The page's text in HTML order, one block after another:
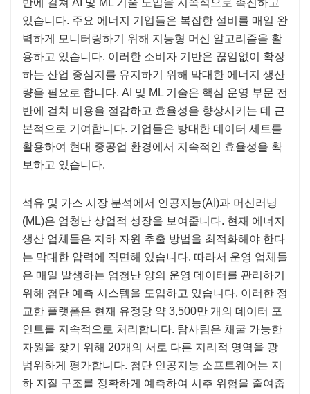
반에 걸쳐 AI 및 ML 기술 도입을 지속적으로 촉진하고
있습니다. 주요 에너지 기업들은 복잡한 설비를 매일 완
벽하게 모니터링하기 위해 지능형 머신 알고리즘을 활
용하고 있습니다. 이러한 소비자 기반은 끊임없이 확장
하는 산업 중심지를 유지하기 위해 막대한 에너지 생산
량을 필요로 합니다. AI 및 ML 기술은 핵심 운영 부문 전
반에 걸쳐 비용을 절감하고 효율성을 향상시키는 데 근
본적으로 기여합니다. 기업들은 방대한 데이터 세트를
활용하여 현대 중공업 환경에서 지속적인 효율성을 확
보하고 있습니다.
석유 및 가스 시장 분석에서 인공지능(AI)과 머신러닝
(ML)은 엄청난 상업적 성장을 보여줍니다. 현재 에너지
생산 업체들은 지하 자원 추출 방법을 최적화해야 한다
는 막대한 압력에 직면해 있습니다. 따라서 운영 업체들
은 매일 발생하는 엄청난 양의 운영 데이터를 관리하기
위해 첨단 예측 시스템을 도입하고 있습니다. 이러한 정
교한 플랫폼은 현재 유정당 약 3,500만 개의 데이터 포
인트를 지속적으로 처리합니다. 탐사팀은 채굴 가능한
자원을 찾기 위해 20개의 서로 다른 지리적 영역을 광
범위하게 평가합니다. 첨단 인공지능 소프트웨어는 지
하 지질 구조를 정확하게 예측하여 시추 위험을 줄여줍